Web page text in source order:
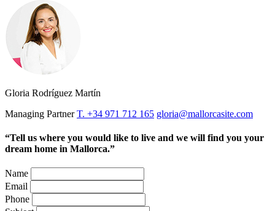
Gloria Rodríguez Martín
Managing Partner T. +34 971 712 165 gloria@mallorcasite.com
“Tell us where you would like to live and we will find you your
dream home in Mallorca.”
Name
Email
Phone